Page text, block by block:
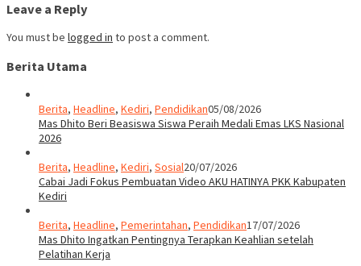
Leave a Reply
You must be logged in to post a comment.
Berita Utama
Berita, Headline, Kediri, Pendidikan05/08/2026
Mas Dhito Beri Beasiswa Siswa Peraih Medali Emas LKS Nasional
2026
Berita, Headline, Kediri, Sosial20/07/2026
Cabai Jadi Fokus Pembuatan Video AKU HATINYA PKK Kabupaten
Kediri
Berita, Headline, Pemerintahan, Pendidikan17/07/2026
Mas Dhito Ingatkan Pentingnya Terapkan Keahlian setelah
Pelatihan Kerja